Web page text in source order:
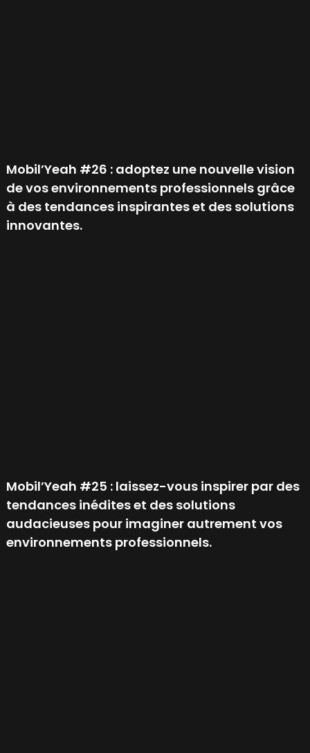
Mobil’Yeah #26 : adoptez une nouvelle vision
de vos environnements professionnels grâce
à des tendances inspirantes et des solutions
innovantes.
Mobil’Yeah #25 : laissez-vous inspirer par des
tendances inédites et des solutions
audacieuses pour imaginer autrement vos
environnements professionnels.